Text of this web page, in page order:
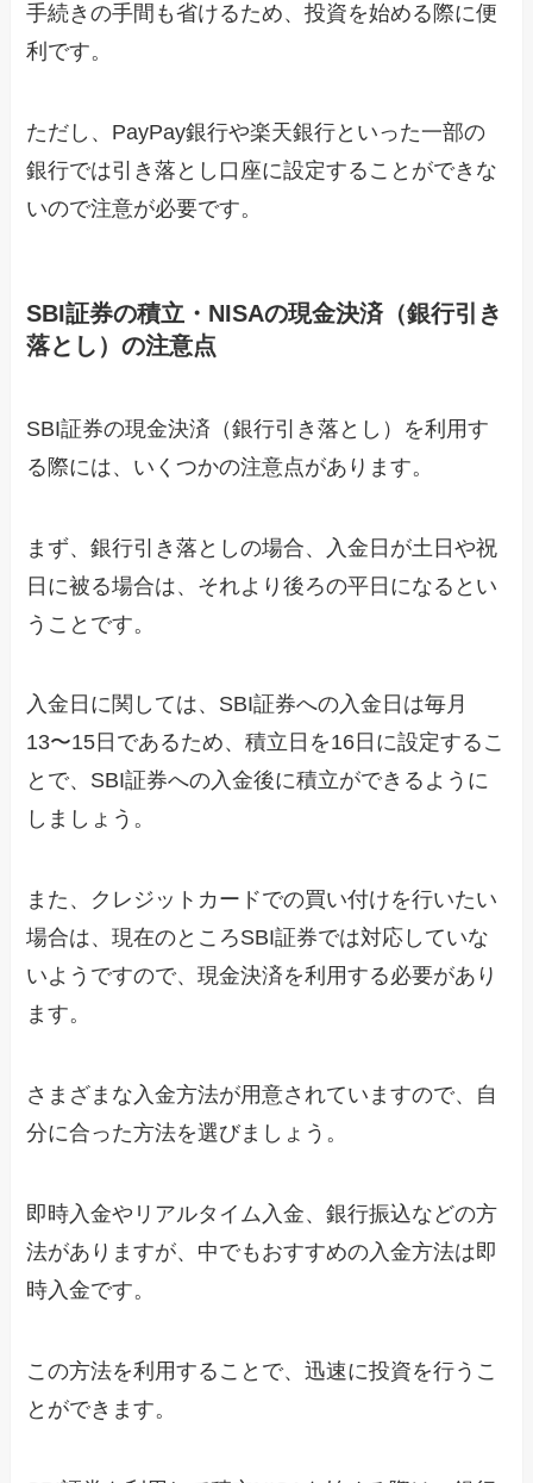
手続きの手間も省けるため、投資を始める際に便
利です。
ただし、PayPay銀行や楽天銀行といった一部の
銀行では引き落とし口座に設定することができな
いので注意が必要です。
SBI証券の積立・NISAの現金決済（銀行引き
落とし）の注意点
SBI証券の現金決済（銀行引き落とし）を利用す
る際には、いくつかの注意点があります。
まず、銀行引き落としの場合、入金日が土日や祝
日に被る場合は、それより後ろの平日になるとい
うことです。
入金日に関しては、SBI証券への入金日は毎月
13〜15日であるため、積立日を16日に設定するこ
とで、SBI証券への入金後に積立ができるように
しましょう。
また、クレジットカードでの買い付けを行いたい
場合は、現在のところSBI証券では対応していな
いようですので、現金決済を利用する必要があり
ます。
さまざまな入金方法が用意されていますので、自
分に合った方法を選びましょう。
即時入金やリアルタイム入金、銀行振込などの方
法がありますが、中でもおすすめの入金方法は即
時入金です。
この方法を利用することで、迅速に投資を行うこ
とができます。